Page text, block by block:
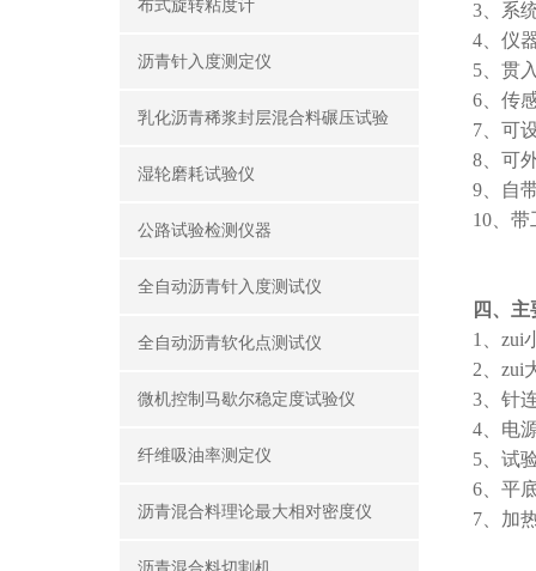
布式旋转粘度计
沥青针入度测定仪
乳化沥青稀浆封层混合料碾压试验
湿轮磨耗试验仪
公路试验检测仪器
全自动沥青针入度测试仪
全自动沥青软化点测试仪
微机控制马歇尔稳定度试验仪
纤维吸油率测定仪
沥青混合料理论最大相对密度仪
3 、系
4 、仪
5 、贯
6 、传
7 、可
8 、可
9 、自
10 、
四、
1
、
2 、zui
3 、针
4 、电
5 、试
6 、平
7 、加